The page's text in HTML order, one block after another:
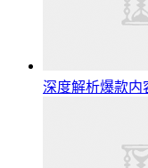
深度解析爆款内